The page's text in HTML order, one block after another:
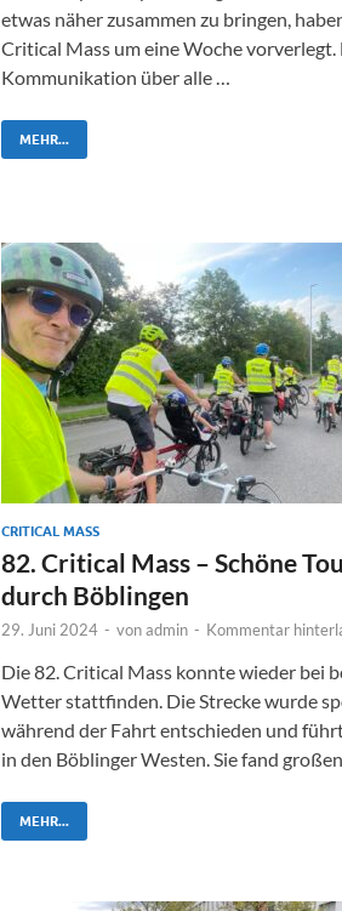
etwas näher zusammen zu bringen,
Critical Mass um eine Woche vorverlegt.
Kommunikation über alle …
MEHR...
CRITICAL MASS
82. Critical Mass – Schöne
durch Böblingen
29. Juni 2024 - vonadmin - Kommentar
Die 82. Critical Mass konnte wieder bei
Wetter stattfinden. Die Strecke wurde
während der Fahrt entschieden und
in den Böblinger Westen. Sie fand
MEHR...